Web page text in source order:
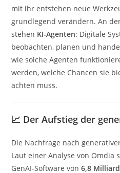
mit ihr entstehen neue
grundlegend verändern. An
stehen KI-Agenten: Digitale
beobachten, planen und
wie solche Agenten
werden, welche Chancen sie
achten muss.
📈 Der Aufstieg der
Die Nachfrage nach
Laut einer Analyse von Omdia
GenAI-Software von6,8